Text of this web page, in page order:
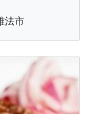
法市